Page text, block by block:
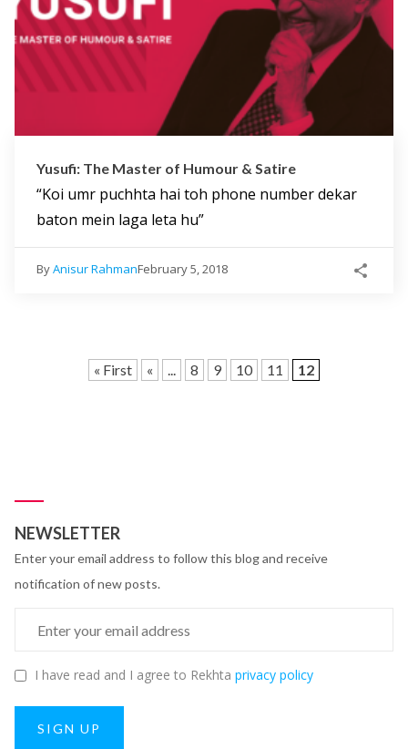
Yusufi: The Master of Humour & Satire
“Koi umr puchhta hai toh phone number dekar
baton mein laga leta hu”
ByAnisur RahmanFebruary 5, 2018
« First « ... 8 9 10 11 12
NEWSLETTER
Enter your email address to follow this blog and receive
notification of new posts.
I have read and I agree to Rekhta privacy policy
SIGN UP